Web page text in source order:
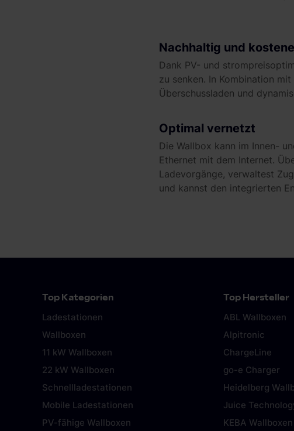
Nachhaltig und
Dank PV- und
zu senken. In Kombination
Überschussladen und
Optimal vernetzt
Die Wallbox kann im Innen-
Ethernet mit dem Internet.
Ladevorgänge, verwaltest
und kannst den integrierten